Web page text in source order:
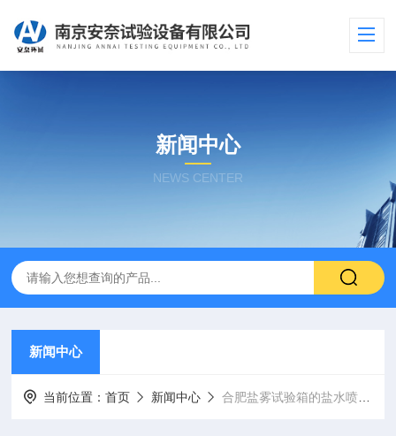
新闻中心
NEWS CENTER
新闻中心
当前位置：首页 新闻中心 合肥盐雾试验箱的盐水喷雾原理与盐雾沉降量控制介绍